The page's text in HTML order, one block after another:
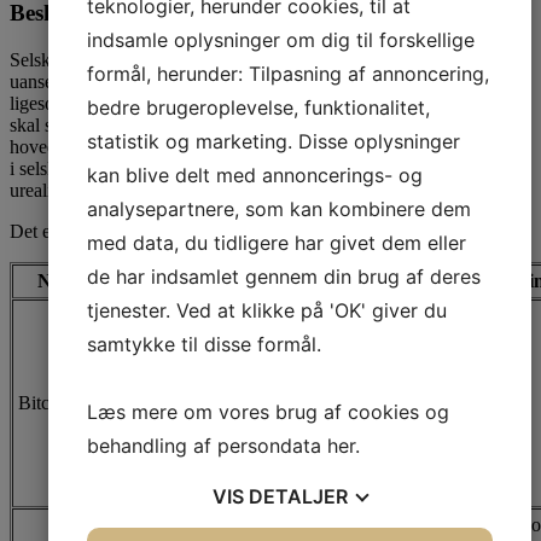
Beskatning af kryptovaluta for selskaber
Selskaber driver som hovedregel erhvervsmæssig virksomhed,
uanset hvilken type virksomhed de driver. For selskaber er det
ligesom for personer afgørende at få klarlagt, hvornår beskatningen
skal ske. Selskaber beskattes nemlig ligesom personer som
hovedregel efter et realisationsprincip (ved salg). Det betyder, at man
i selskabets regnskab skal afsætte en evt. udskudt skat af den
urealiserede gevinst.
Det er ikke muligt for selskaber at tilvælge lagerbeskatning.
Navn Beskatningstidspunkt Indkomsttype
Bitcoin
Gevinst:
Personlig
indkomst uden
til 52 %)
Tab:
fradrag (25,6 %)
Beskattes
teknologier, herunder cookies, til at
indsamle oplysninger om dig til forskellige
formål, herunder: Tilpasning af annoncering,
bedre brugeroplevelse, funktionalitet,
statistik og marketing. Disse oplysninger
kan blive delt med annoncerings- og
analysepartnere, som kan kombinere dem
med data, du tidligere har givet dem eller
de har indsamlet gennem din brug af deres
tjenester. Ved at klikke på 'OK' giver du
samtykke til disse formål.
Læs mere om vores brug af cookies og
behandling af persondata her.
VIS DETALJER